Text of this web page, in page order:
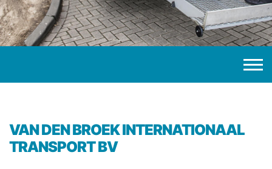
VAN DEN BROEK INTERNATIONAAL
TRANSPORT BV